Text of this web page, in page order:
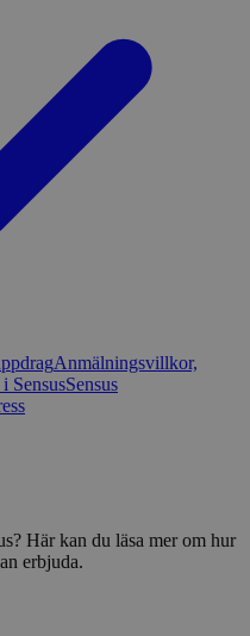
Anmälningsvillkor,
SensusSensus
Här kan du läsa mer om hur
erbjuda.